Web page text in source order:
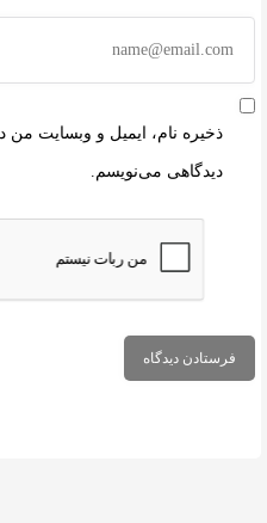
ذخیره نام، ایمیل و وبسایت من
دیدگاهی می‌نویسم.